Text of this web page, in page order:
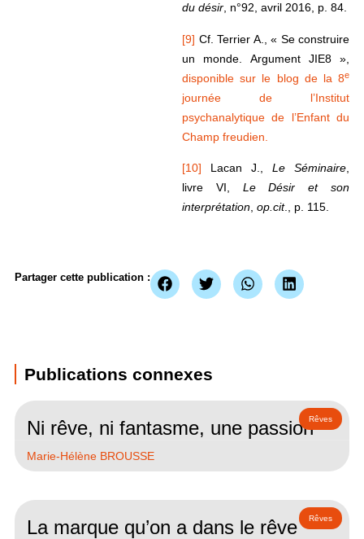
du désir, n°92, avril 2016, p. 84.
[9] Cf. Terrier A., « Se construire
un monde. Argument JIE8 »,
disponible sur le blog de la 8e
journée de l’Institut
psychanalytique de l’Enfant du
Champ freudien.
[10] Lacan J.,Le Séminaire
livre VI, Le Désir et son
interprétation op.cit., p. 115.
Partager cette publication :
Publications connexes
Rêves
Ni rêve, ni fantasme, une passion
Marie-Hélène BROUSSE
Rêves
La marque qu’on a dans le rêve